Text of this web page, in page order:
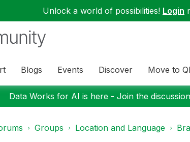
Unlock a world of possibilities! Login
Blogs Events Discover Move to
Data Works for AI is here - Join the
Groups Location and Language